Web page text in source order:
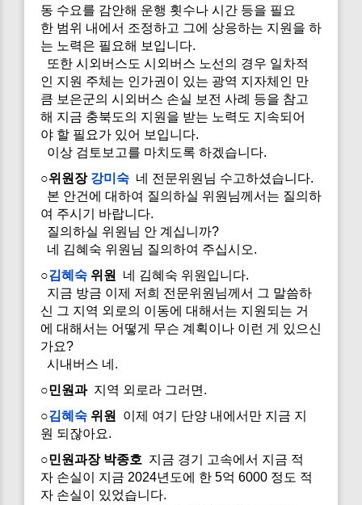
동 수요를 감안해 운행 횟수나 시간 등을 필요
한 범위 내에서 조정하고 그에 상응하는 지원을 하
는 노력은 필요해 보입니다.
또한 시외버스도 시외버스 노선의 경우 일차적
인 지원 주체는 인가권이 있는 광역 지자체인 만
큼 보은군의 시외버스 손실 보전 사례 등을 참고
해 지금 충북도의 지원을 받는 노력도 지속되어
야 할 필요가 있어 보입니다.
이상 검토보고를 마치도록 하겠습니다.
○위원장 강미숙 네 전문위원님 수고하셨습니다.
본 안건에 대하여 질의하실 위원님께서는 질의하
여 주시기 바랍니다.
질의하실 위원님 안 계십니까?
네 김혜숙 위원님 질의하여 주십시오.
○김혜숙 위원
네 김혜숙 위원입니다.
지금 방금 이제 저희 전문위원님께서 그 말씀하
신 그 지역 외로의 이동에 대해서는 지원되는 거
에 대해서는 어떻게 무슨 계획이나 이런 게 있으신
가요?
시내버스 네.
○민원과지역 외로라 그러면.
○김혜숙 위원
이제 여기 단양 내에서만 지금 지
원 되잖아요.
○민원과장 박종호 지금 경기 고속에서 지금 적
자 손실이 지금 2024년도에 한 5억 6000 정도 적
자 손실이 있었습니다.